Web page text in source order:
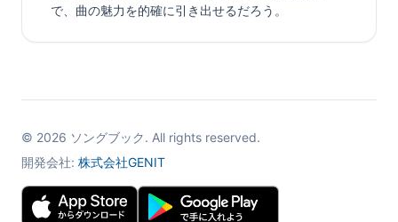
で、曲の魅力を的確に引き出せるだろう。
© 2026 ソングブック. All rights reserved.
開発会社: 株式会社GENIT